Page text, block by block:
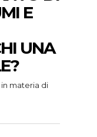
E
UNA
materia di